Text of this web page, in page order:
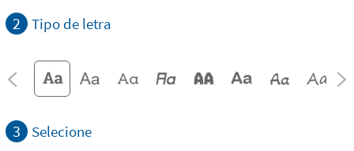
2 Tipo de letra
3 Selecione